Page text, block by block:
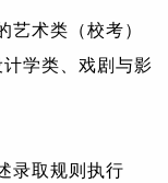
艺术类（校考）
学类、戏剧与影
录取规则执行